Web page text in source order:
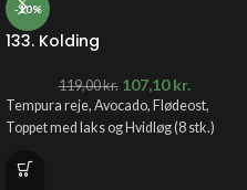
-10%
133. Kolding
119,00kr. 107,10kr.
Tempura reje, Avocado, Flødeost,
Toppet med laks og Hvidløg (8 stk.)